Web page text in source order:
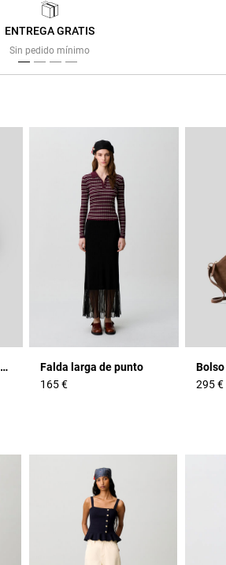
ENTREGA GRATIS
Sin pedido mínimo
Pendientes con grabado Claudie
Falda larga de punto
165 €
295 €